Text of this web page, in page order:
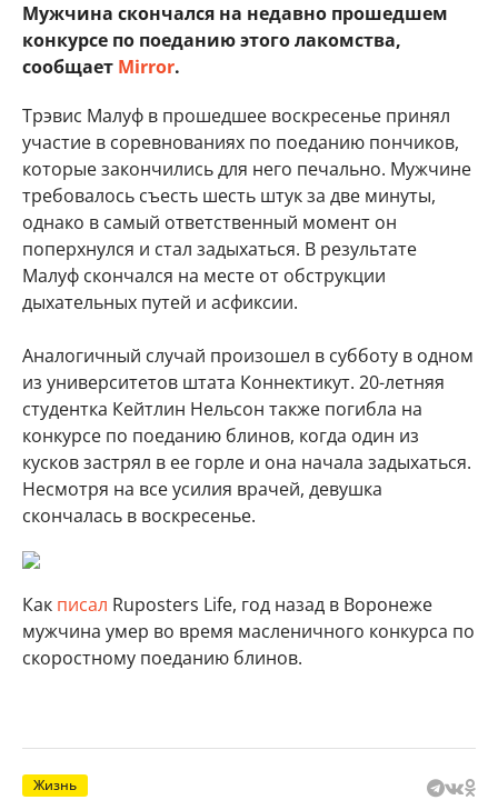
Мужчина скончался на недавно прошедшем
конкурсе по поеданию этого лакомства,
сообщает Mirror.
Трэвис Малуф в прошедшее воскресенье принял
участие в соревнованиях по поеданию пончиков,
которые закончились для него печально. Мужчине
требовалось съесть шесть штук за две минуты,
однако в самый ответственный момент он
поперхнулся и стал задыхаться. В результате
Малуф скончался на месте от обструкции
дыхательных путей и асфиксии.
Аналогичный случай произошел в субботу в одном
из университетов штата Коннектикут. 20-летняя
студентка Кейтлин Нельсон также погибла на
конкурсе по поеданию блинов, когда один из
кусков застрял в ее горле и она начала задыхаться.
Несмотря на все усилия врачей, девушка
скончалась в воскресенье.
Как писал Ruposters Life, год назад в Воронеже
мужчина умер во время масленичного конкурса по
скоростному поеданию блинов.
Жизнь